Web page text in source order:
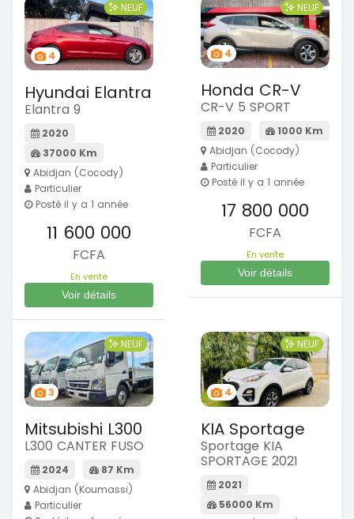
4
NEUF
Hyundai Elantra
Elantra 9
2020
37000 Km
Abidjan (Cocody)
Particulier
Posté il y a 1 année
11 600 000
FCFA
En vente
Voir détails
4
NEUF
Honda CR-V
CR-V 5 SPORT
2020
1000 Km
Abidjan (Cocody)
Particulier
Posté il y a 1 année
17 800 000
FCFA
En vente
Voir détails
3
NEUF
Mitsubishi L300
L300 CANTER FUSO
2024
87 Km
Abidjan (Koumassi)
Particulier
4
NEUF
KIA Sportage
Sportage KIA
SPORTAGE 2021
2021
56000 Km